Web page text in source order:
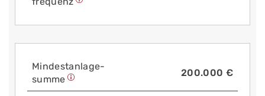
Mindest­anlage­
summe
200.000 €